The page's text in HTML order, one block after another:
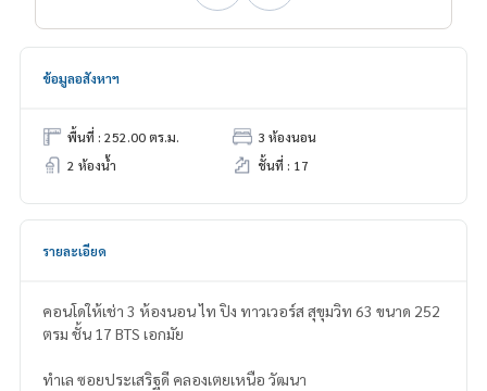
ข้อมูลอสังหาฯ
พื้นที่ : 252.00 ตร.ม.
3 ห้องนอน
2 ห้องน้ำ
ชั้นที่ : 17
รายละเอียด
คอนโดให้เช่า 3 ห้องนอน ไท ปิง ทาวเวอร์ส สุขุมวิท 63 ขนาด 252
ตรม ชั้น 17 BTS เอกมัย
ทำเล ซอยประเสริฐดี คลองเตยเหนือ วัฒนา